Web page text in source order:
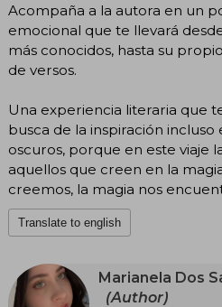
Acompaña a la autora en un
emocional que te llevará
más conocidos, hasta su
de versos.
Una experiencia literaria que
busca de la inspiración
oscuros, porque en este viaje
aquellos que creen en la
creemos, la magia nos
Translate to english
Marianela Dos
(Author)